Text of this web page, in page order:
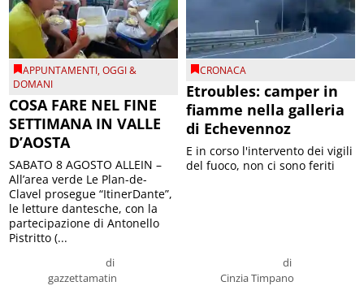
APPUNTAMENTI,OGGI &
DOMANI
COSA FARE NEL FINE
SETTIMANA IN VALLE
D’AOSTA
di
gazzettamatin
SABATO 8 AGOSTO ALLEIN –
All’area verde Le Plan-de-
Clavel prosegue “ItinerDante”,
le letture dantesche, con la
partecipazione di Antonello
Pistritto (...
CRONACA
Etroubles: camper in
fiamme nella galleria
di Echevennoz
di
Cinzia Timpano
E in corso l'intervento dei vigili
del fuoco, non ci sono feriti